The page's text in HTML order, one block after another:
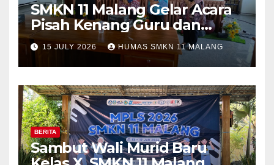
SMKN 11 Malang Gelar Acara
Pisah Kenang Guru dan
Tenaga Kependidikan yang
Purna Tugas dan Mutasi
Tugas
15 JULY 2026 HUMAS SMKN 11 MALANG
BERITA
Sambut Wali Murid Baru